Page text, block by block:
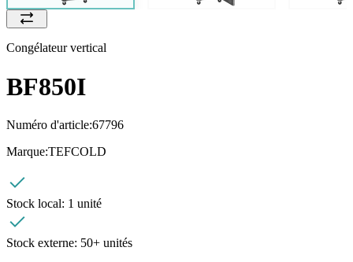
Congélateur vertical
BF850I
Numéro d'article:67796
Marque:TEFCOLD
Stock local: 1 unité
Stock externe: 50+ unités